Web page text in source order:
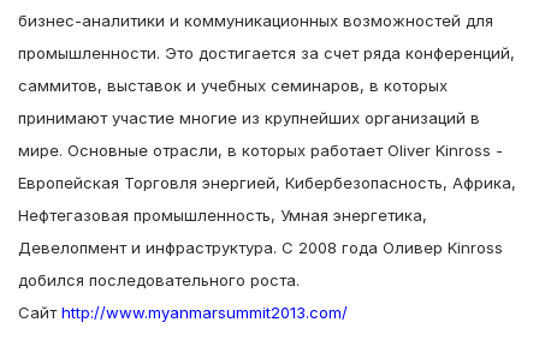
бизнес-аналитики и коммуникационных возможностей для
промышленности. Это достигается за счет ряда конференций,
саммитов, выставок и учебных семинаров, в которых
принимают участие многие из крупнейших организаций в
мире. Основные отрасли, в которых работает Oliver Kinross -
Европейская Торговля энергией, Кибербезопасность, Африка,
Нефтегазовая промышленность, Умная энергетика,
Девелопмент и инфраструктура. С 2008 года Оливер Kinross
добился последовательного роста.
Сайтhttp://www.myanmarsummit2013.com/